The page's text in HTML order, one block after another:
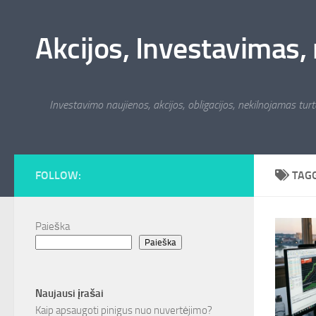
Akcijos,
Investavimo naujienos, akcijos, obligacijos, nekilnojamas
FOLLOW:
Paieška
Paieška
Naujausi įrašai
Kaip apsaugoti pinigus nuo nuvertėjimo?